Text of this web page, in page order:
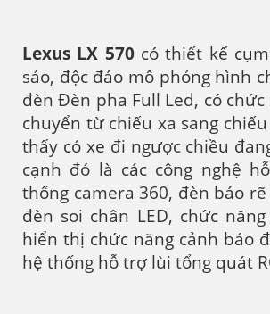
Lexus LX 570có thiết kế
sảo, độc đáo mô phỏng hình
đèn Đèn pha Full Led, có
chuyển từ chiếu xa sang
thấy có xe đi ngược chiều
cạnh đó là các công nghệ
thống camera 360, đèn báo rẽ
đèn soi chân LED, chức
hiển thị chức năng cảnh báo
hệ thống hỗ trợ lùi tổng quát